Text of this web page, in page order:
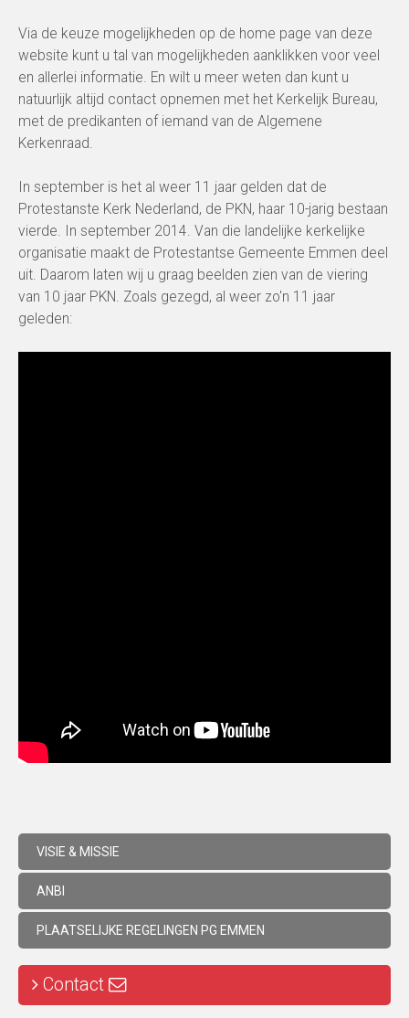
Via de keuze mogelijkheden op de home page van deze
website kunt u tal van mogelijkheden aanklikken voor veel
en allerlei informatie. En wilt u meer weten dan kunt u
natuurlijk altijd contact opnemen met het Kerkelijk Bureau,
met de predikanten of iemand van de Algemene
Kerkenraad.
In september is het al weer 11 jaar gelden dat de
Protestanste Kerk Nederland, de PKN, haar 10-jarig bestaan
vierde. In september 2014. Van die landelijke kerkelijke
organisatie maakt de Protestantse Gemeente Emmen deel
uit. Daarom laten wij u graag beelden zien van de viering
van 10 jaar PKN. Zoals gezegd, al weer zo'n 11 jaar
geleden:
VISIE & MISSIE
ANBI
PLAATSELIJKE REGELINGEN PG EMMEN
Contact